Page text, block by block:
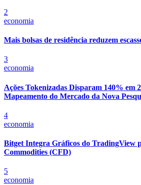
2
economia
Mais bolsas de residência reduzem
3
economia
Ações Tokenizadas Disparam 140% em
Mapeamento do Mercado da Nova
4
economia
Bitget Integra Gráficos do TradingView
Commodities (CFD)
5
economia